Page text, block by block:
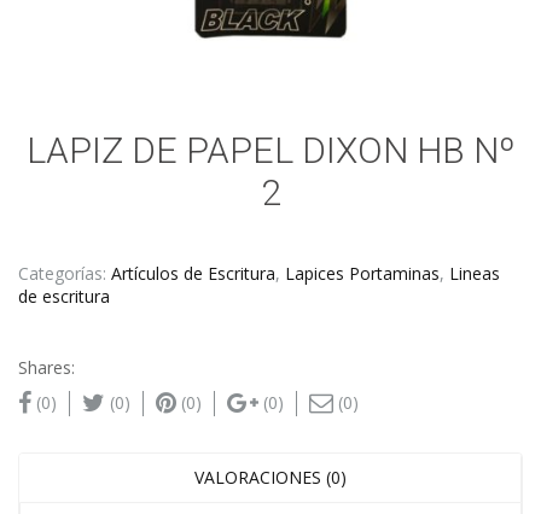
LAPIZ DE PAPEL DIXON HB Nº
2
Categorías: Artículos de Escritura, Lapices Portaminas, Lineas
de escritura
Shares:
(0)
(0) (0) (0) (0)
VALORACIONES (0)